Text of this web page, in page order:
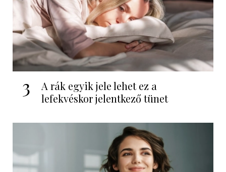
3
A rák egyik jele lehet ez a
lefekvéskor jelentkező tünet